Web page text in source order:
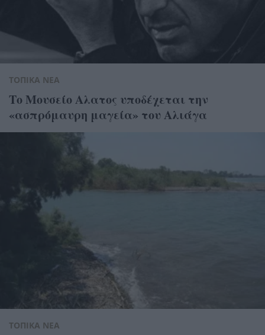
ΤΟΠΙΚΑ ΝΕΑ
Το Μουσείο Αλατος υποδέχεται την
«ασπρόμαυρη μαγεία» του Αλιάγα
ΤΟΠΙΚΑ ΝΕΑ